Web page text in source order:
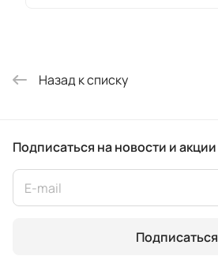
Назад к списку
Подписаться на новости и акции
Подписаться